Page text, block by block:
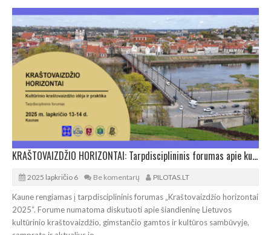
KRAŠTOVAIZDŽIO HORIZONTAI: Tarpdisciplininis forumas apie kultūrinio kraštovaizdžio idėją ir praktiką
2025 lapkričio 6 Be komentarų PILOTAS.LT
Kaune rengiamas į tarpdisciplininis forumas „Kraštovaizdžio horizontai
2025“. Forume numatoma diskutuoti apie šiandieninę Lietuvos
kultūrinio kraštovaizdžio, gimstančio gamtos ir kultūros sambūvyje,